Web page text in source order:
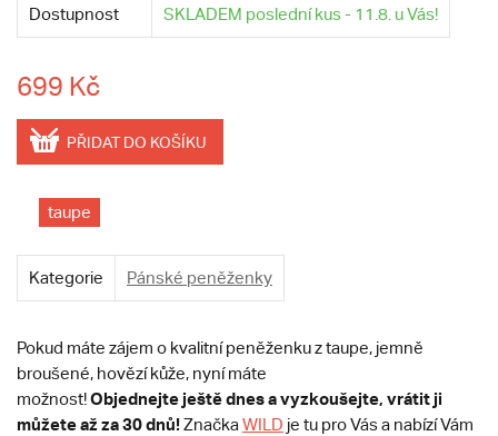
Dostupnost SKLADEM poslední kus - 11.8. u Vás!
699 Kč
PŘIDAT DO KOŠÍKU
taupe
Kategorie Pánské peněženky
Pokud máte zájem o kvalitní peněženku z taupe, jemně
broušené, hovězí kůže, nyní máte
možnost!Objednejte ještě dnes a vyzkoušejte, vrátit ji
můžete až za 30 dnů!Značka WILD je tu pro Vás a nabízí Vám